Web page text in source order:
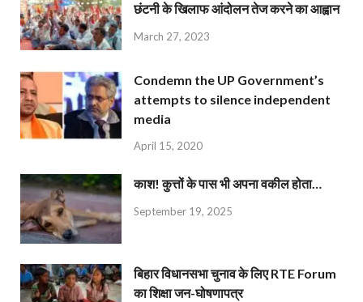
छंटनी के खिलाफ आंदोलन तेज करने का आह्वान
March 27, 2023
Condemn the UP Government’s
attempts to silence independent
media
April 15, 2020
काश! कुत्तों के पास भी अपना वकील होता…
September 19, 2025
बिहार विधानसभा चुनाव के लिए RTE Forum
का शिक्षा जन-घोषणापत्र